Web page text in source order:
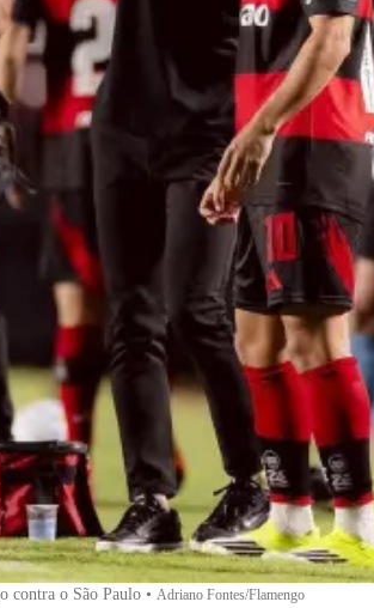
contra o São Paulo • Adriano Fontes/Flamengo